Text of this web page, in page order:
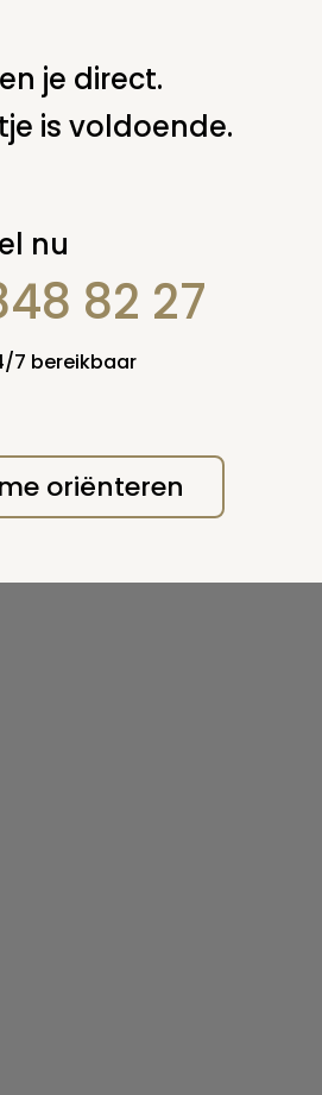
verplicht, maar
je direct.
is voldoende.
nu
82 27
7 bereikbaar
oriënteren